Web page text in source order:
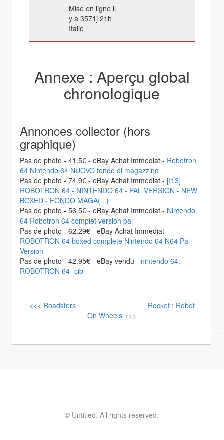
Mise en ligne il
y a 3571j 21h
Italie
Annexe : Aperçu global
chronologique
Annonces collector (hors
graphique)
Pas de photo - 41.5€ - eBay Achat Immediat - Robotron
64 Nintendo 64 NUOVO fondo di magazzino
Pas de photo - 74.9€ - eBay Achat Immediat - [I13]
ROBOTRON 64 - NINTENDO 64 - PAL VERSION - NEW
BOXED - FONDO MAGA(...)
Pas de photo - 56.5€ - eBay Achat Immediat - Nintendo
64 Robotron 64 complet version pal
Pas de photo - 62.29€ - eBay Achat Immediat -
ROBOTRON 64 boxed complete Nintendo 64 N64 Pal
Version
Pas de photo - 42.95€ - eBay vendu - nintendo 64:
ROBOTRON 64 -cib-
<<< Roadsters
Rocket : Robot
On Wheels >>>
© Untitled. All rights reserved.